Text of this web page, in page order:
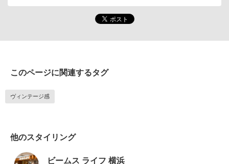
このページに関連するタグ
ヴィンテージ感
他のスタイリング
ビームス ライフ 横浜